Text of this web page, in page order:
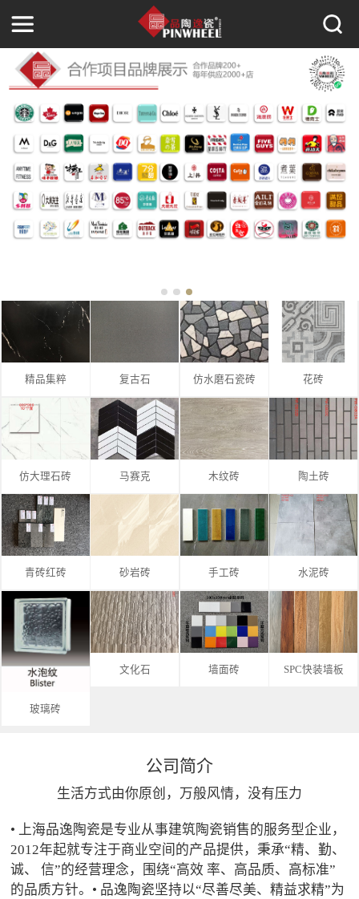
精品集粹 复古石 仿水磨石瓷砖 花砖
仿大理石砖 马赛克 木纹砖 陶土砖
青砖红砖 砂岩砖 手工砖 水泥砖
玻璃砖
文化石 墙面砖 SPC快装墙板
公司简介
生活方式由你原创，万般风情，没有压力
• 上海品逸陶瓷是专业从事建筑陶瓷销售的服务型企业，
2012年起就专注于商业空间的产品提供，秉承“精、勤、
诚、 信”的经营理念，围绕“高效 率、高品质、高标准”
的品质方针。• 品逸陶瓷坚持以“尽善尽美、精益求精”为